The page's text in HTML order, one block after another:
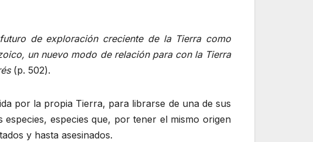
de exploración creciente de la Tierra como
un nuevo modo de relación para con la Tierra
(p. 502).
por la propia Tierra, para librarse de una de sus
especies que, por tener el mismo origen
y hasta asesinados.